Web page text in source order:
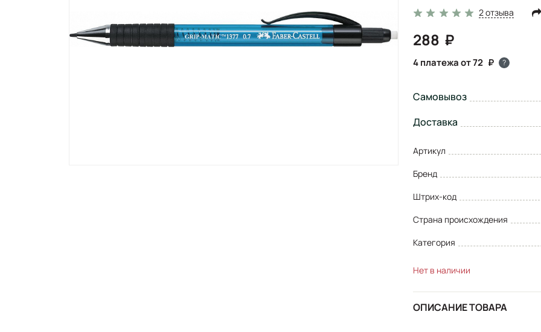
2 отзыва
288
4 платежа от 72 ?
Самовывоз
Доставка
Артикул
Бренд
Штрих-код
Страна происхождения
Категория
Нет в наличии
ОПИСАНИЕ ТОВАРА